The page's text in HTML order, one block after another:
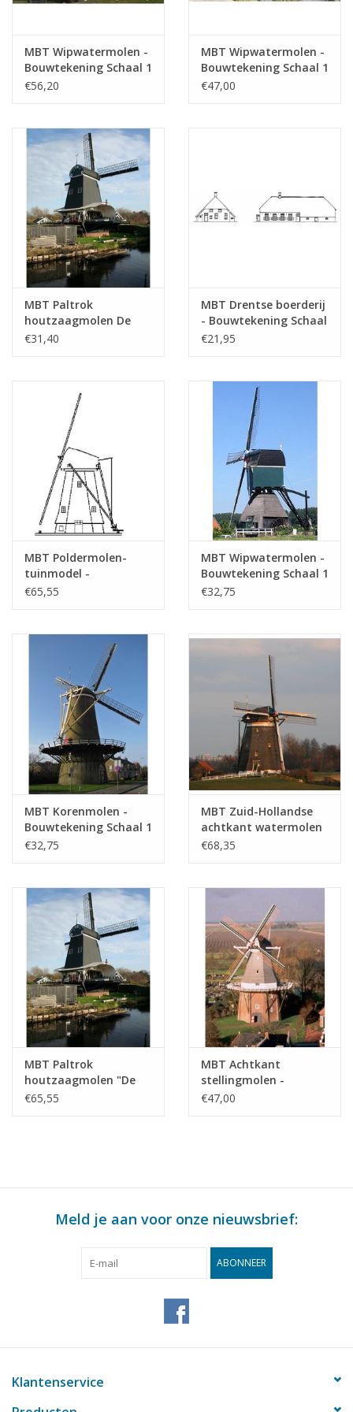
Bijzonderheden
'naar gegevens van Jos van Schoten
Opmerkingen
MBT Wipwatermolen -
Bouwtekening Schaal 1
: 50 (30.06.001)
€56,20
MBT Wipwatermolen -
Bouwtekening Schaal 1
: 87 (30.06.002)
€47,00
MBT Paltrok
houtzaagmolen De
Eenhoorn -
€31,40
MBT Drentse boerderij
- Bouwtekening Schaal
1 : 87 (30.06.005)
€21,95
MBT Poldermolen-
tuinmodel -
Bouwtekening Schaal 1
€65,55
MBT Wipwatermolen -
Bouwtekening Schaal 1
: 100 (30.06.007)
€32,75
MBT Korenmolen -
Bouwtekening Schaal 1
: 100 (30.06.008)
€32,75
MBT Zuid-Hollandse
achtkant watermolen
- Bouwtekening Schaal
€68,35
MBT Paltrok
houtzaagmolen "De
Eenhoorn" -
€65,55
MBT Achtkant
stellingmolen -
Bouwtekening Schaal 1
€47,00
Meld je aan voor onze nieuwsbrief:
ABONNEER
Klantenservice